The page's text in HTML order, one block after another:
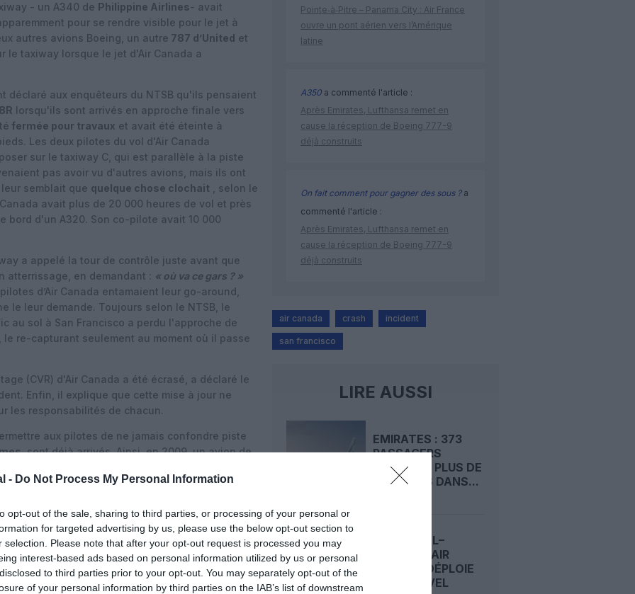
- Do Not Process My Personal Information
opt-out of the sale, sharing to third parties, or processing of your personal or
for targeted advertising by us, please use the below opt-out section to
selection. Please note that after your opt-out request is processed you may
interest-based ads based on personal information utilized by us or personal
to third parties prior to your opt-out. You may separately opt-out of the
of your personal information by third parties on the IAB’s list of downstream
- un A340 de Philippine Airlines- avait
pour se rendre visible pour le jet à
autres avions Boeing, un autre 787 d’United et
le taxiway lorsque le jet d'Air Canada a
déclaré aux enquêteurs du NTSB qu'ils pensaient
lorsqu'ils sont arrivés en approche finale vers
fermée pour travaux et avait été éteinte à
Les deux pilotes du vol d'Air Canada
sur le taxiway C, qui est parallèle à la piste
pas avoir vu d'autres avions, mais ils ont
semblait que quelque chose clochait , selon le
avait plus de 20 000 heures de vol et près
bord d'un A320. Son co-pilote avait 10 000
a appelé la tour de contrôle juste avant que
atterrissage, en demandant : « où va ce gars ? »
d’Air Canada entamaient leur go-around,
le leur demande. Toujours selon le NTSB, le
au sol à San Francisco a perdu l'approche de
le re-capturant seulement au moment où il passe
(CVR) d'Air Canada a été écrasé, a déclaré le
Enfin, il explique que cette mise à jour ne
les responsabilités de chacun.
aux pilotes de ne jamais confondre piste
, sont déjà arrivés. Ainsi, en 2009, un avion de
d’Alaska Airlinesavait atterri sur celui de
du NTSB lors de l'arrivée de l'A320 au-dessus
Pointe‑à‑Pitre – Panama City : Air France
ouvre un pont aérien vers l’Amérique
latine
A350 a commenté l'article :
Après Emirates, Lufthansa remet en
cause la réception de Boeing 777-9
déjà construits
On fait comment pour gagner des sous ?a
commenté l'article :
Après Emirates, Lufthansa remet en
cause la réception de Boeing 777-9
déjà construits
air canada crash incident
san francisco
LIRE AUSSI
EMIRATES : 373
PASSAGERS
CONFINÉS PLUS DE
10 HEURES DANS...
MONTRÉAL–
NANTES : AIR
CANADA DÉPLOIE
SON NOUVEL